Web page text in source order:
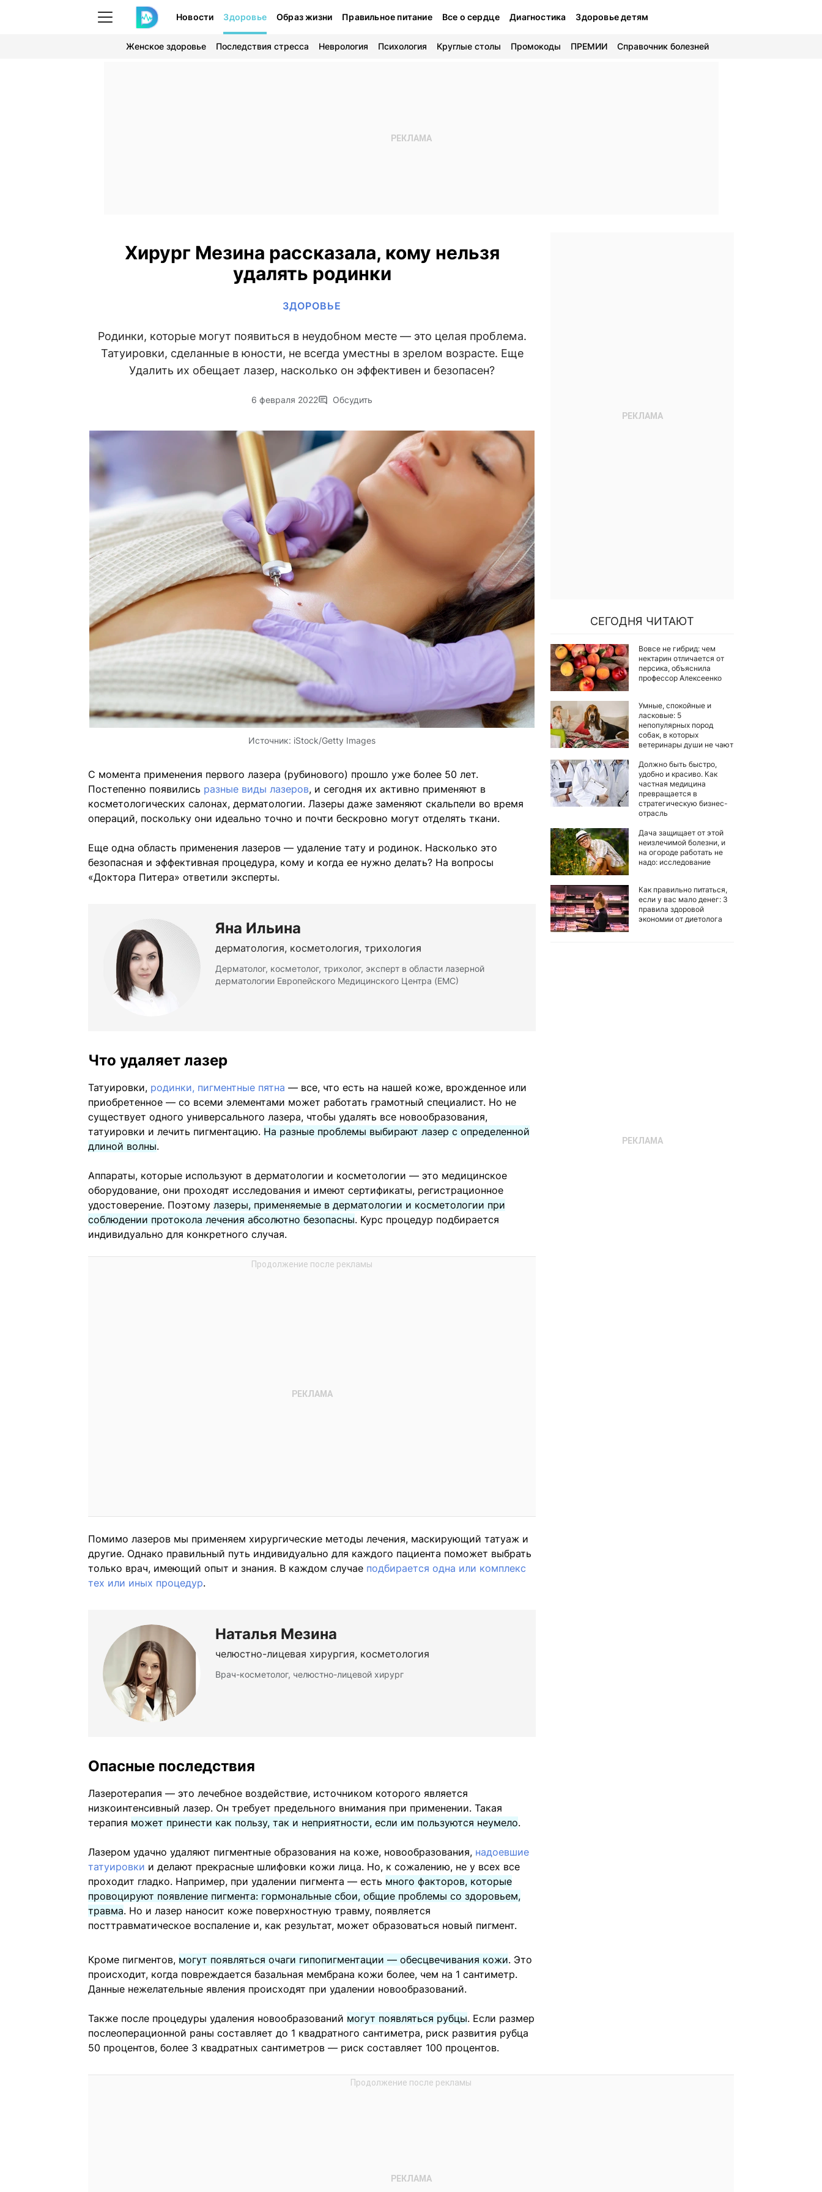
Новости Здоровье Образ жизни Правильное питание Все о сердце Диагностика Здоровье детям
Женское здоровье Последствия стресса Неврология Психология Круглые столы Промокоды ПРЕМИИ Справочник болезней
Хирург Мезина рассказала, кому нельзя
удалять родинки
ЗДОРОВЬЕ
Родинки, которые могут появиться в неудобном месте — это целая проблема.
Татуировки, сделанные в юности, не всегда уместны в зрелом возрасте. Еще
Удалить их обещает лазер, насколько он эффективен и безопасен?
6 февраля 2022 Обсудить
Источник: iStock/Getty Images
С момента применения первого лазера (рубинового) прошло уже более 50 лет.
Постепенно появились разные виды лазеров, и сегодня их активно применяют в
косметологических салонах, дерматологии. Лазеры даже заменяют скальпели во время
операций, поскольку они идеально точно и почти бескровно могут отделять ткани.
Еще одна область применения лазеров — удаление тату и родинок. Насколько это
безопасная и эффективная процедура, кому и когда ее нужно делать? На вопросы
«Доктора Питера» ответили эксперты.
Яна Ильина
дерматология, косметология, трихология
Дерматолог, косметолог, трихолог, эксперт в области лазерной
дерматологии Европейского Медицинского Центра (ЕМС)
Что удаляет лазер
Татуировки, родинки, пигментные пятна — все, что есть на нашей коже, врожденное или
приобретенное — со всеми элементами может работать грамотный специалист. Но не
существует одного универсального лазера, чтобы удалять все новообразования,
татуировки и лечить пигментацию. На разные проблемы выбирают лазер с определенной
длиной волны.
Аппараты, которые используют в дерматологии и косметологии — это медицинское
оборудование, они проходят исследования и имеют сертификаты, регистрационное
удостоверение. Поэтому лазеры, применяемые в дерматологии и косметологии при
соблюдении протокола лечения абсолютно безопасны. Курс процедур подбирается
индивидуально для конкретного случая.
Помимо лазеров мы применяем хирургические методы лечения, маскирующий татуаж и
другие. Однако правильный путь индивидуально для каждого пациента поможет выбрать
только врач, имеющий опыт и знания. В каждом случае подбирается одна или комплекс
тех или иных процедур.
Наталья Мезина
челюстно-лицевая хирургия, косметология
Врач-косметолог, челюстно-лицевой хирург
Опасные последствия
Лазеротерапия — это лечебное воздействие, источником которого является
низкоинтенсивный лазер. Он требует предельного внимания при применении. Такая
терапия может принести как пользу, так и неприятности, если им пользуются неумело.
Лазером удачно удаляют пигментные образования на коже, новообразования, надоевшие
татуировки и делают прекрасные шлифовки кожи лица. Но, к сожалению, не у всех все
проходит гладко. Например, при удалении пигмента — есть много факторов, которые
провоцируют появление пигмента: гормональные сбои, общие проблемы со здоровьем,
травма. Но и лазер наносит коже поверхностную травму, появляется
посттравматическое воспаление и, как результат, может образоваться новый пигмент.
Кроме пигментов, могут появляться очаги гипопигментации — обесцвечивания кожи. Это
происходит, когда повреждается базальная мембрана кожи более, чем на 1 сантиметр.
Данные нежелательные явления происходят при удалении новообразований.
Также после процедуры удаления новообразований могут появляться рубцы. Если размер
послеоперационной раны составляет до 1 квадратного сантиметра, риск развития рубца
50 процентов, более 3 квадратных сантиметров — риск составляет 100 процентов.
СЕГОДНЯ ЧИТАЮТ
Вовсе не гибрид: чем
нектарин отличается от
персика, объяснила
профессор Алексеенко
Умные, спокойные и
ласковые: 5
непопулярных пород
собак, в которых
ветеринары души не чают
Должно быть быстро,
удобно и красиво. Как
частная медицина
превращается в
стратегическую бизнес-
отрасль
Дача защищает от этой
неизлечимой болезни, и
на огороде работать не
надо: исследование
Как правильно питаться,
если у вас мало денег: 3
правила здоровой
экономии от диетолога